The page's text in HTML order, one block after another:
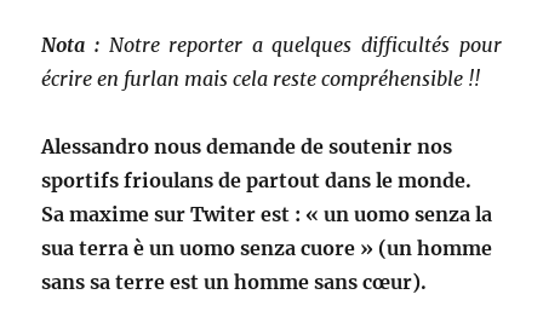
Nota : Notre reporter a quelques difficultés pour
écrire en furlan mais cela reste compréhensible !!
Alessandro nous demande de soutenir nos
sportifs frioulans de partout dans le monde.
Sa maxime sur Twiter est : « un uomo senza la
sua terra è un uomo senza cuore » (un homme
sans sa terre est un homme sans cœur).